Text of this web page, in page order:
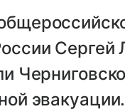
Сергей
эвакуации.